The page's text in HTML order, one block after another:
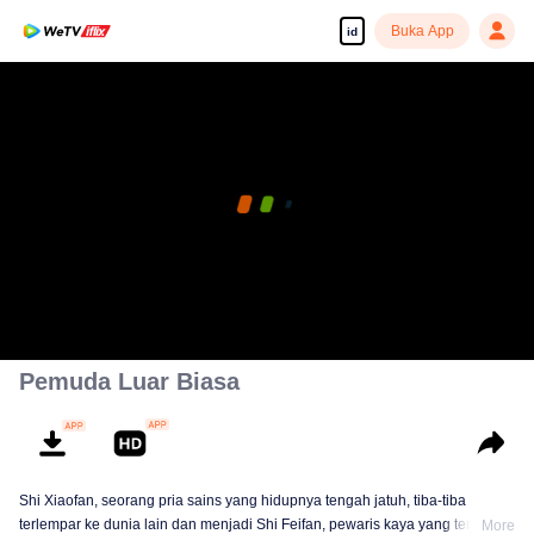
id Buka App
Pemuda Luar Biasa
Shi Xiaofan, seorang pria sains yang hidupnya tengah jatuh, tiba-tiba
terlempar ke dunia lain dan menjadi Shi Feifan, pewaris kaya yang terkenal
More